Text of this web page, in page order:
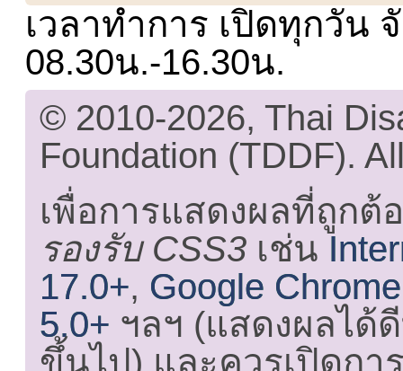
เวลาทำการ เปิดทุกวัน
08.30น.-16.30น.
© 2010-2026, Thai
Foundation (TDDF).
เพื่อการแสดงผลที่ถูกต้
รองรับ CSS3 เช่น
17.0+, Google
5.0+ ฯลฯ (แสดงผลได้
ขึ้นไป) และควรเปิดกา